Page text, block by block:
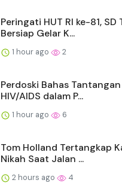
Peringati HUT RI ke-81,
Bersiap Gelar K...
1 hour ago 2
Perdoski Bahas
HIV/AIDS dalam P...
1 hour ago 6
Tom Holland Tertangkap
Nikah Saat Jalan ...
2 hours ago 4